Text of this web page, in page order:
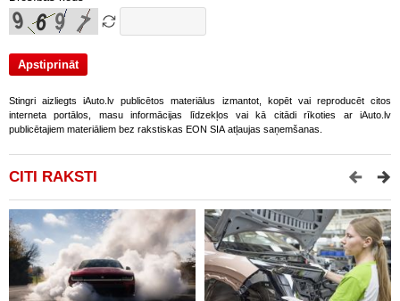
Stingri aizliegts iAuto.lv publicētos materiālus izmantot, kopēt vai reproducēt citos
interneta portālos, masu informācijas līdzekļos vai kā citādi rīkoties ar iAuto.lv
publicētajiem materiāliem bez rakstiskas EON SIA atļaujas saņemšanas.
CITI RAKSTI